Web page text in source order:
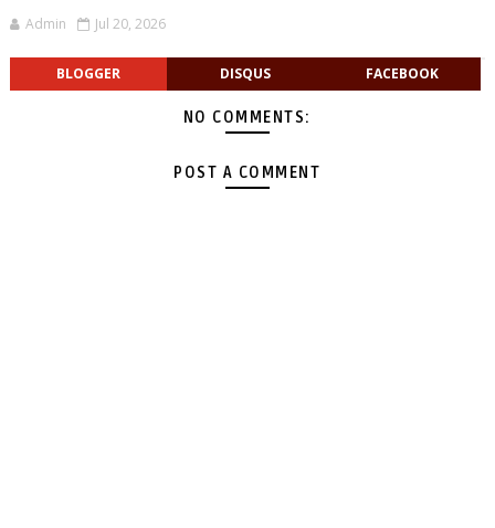
Admin Jul 20, 2026
BLOGGER DISQUS FACEBOOK
NO COMMENTS:
POST A COMMENT